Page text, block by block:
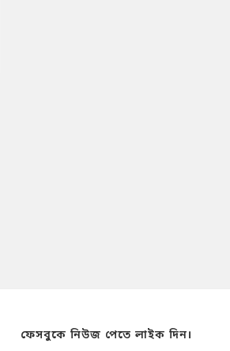
ফেসবুকে নিউজ পেতে লাইক দিন।